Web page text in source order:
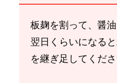
板麹を割って、醤
翌日くらいになる
を継ぎ足してくださ